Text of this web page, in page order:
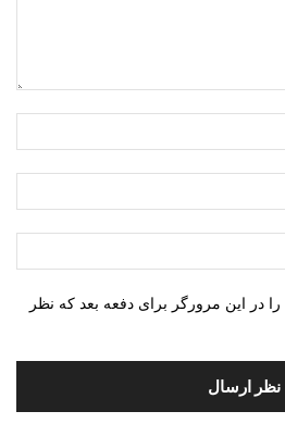
در این مرورگر برای دفعه بعد که نظر